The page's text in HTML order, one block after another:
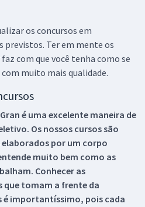
os concursos em
previstos. Ter em mente os
com que você tenha como se
muito mais qualidade.
é uma excelente maneira de
Os nossos cursos são
por um corpo
muito bem como as
Conhecer as
que tomam a frente da
é importantíssimo, pois cada